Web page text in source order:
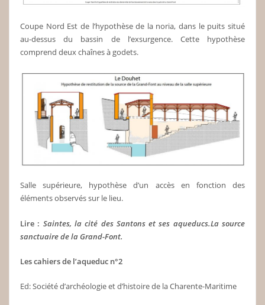
Coupe Nord Est de l’hypothèse de la noria, dans le puits situé
au-dessus du bassin de l’exsurgence. Cette hypothèse
comprend deux chaînes à godets.
Salle supérieure, hypothèse d’un accès en fonction des
éléments observés sur le lieu.
Lire : Saintes, la cité des Santons et ses aqueducs.La source
sanctuaire de la Grand-Font.
Les cahiers de l’aqueduc n°2
Ed: Société d’archéologie et d’histoire de la Charente-Maritime